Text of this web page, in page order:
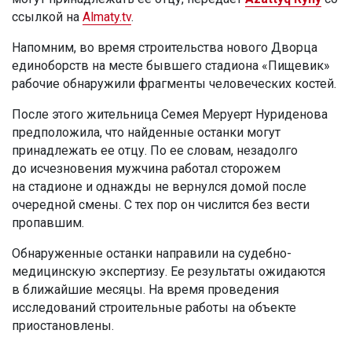
ссылкой на Almaty.tv.
Напомним, во время строительства нового Дворца
единоборств на месте бывшего стадиона «Пищевик»
рабочие обнаружили фрагменты человеческих костей.
После этого жительница Семея Меруерт Нуриденова
предположила, что найденные останки могут
принадлежать ее отцу. По ее словам, незадолго
до исчезновения мужчина работал сторожем
на стадионе и однажды не вернулся домой после
очередной смены. С тех пор он числится без вести
пропавшим.
Обнаруженные останки направили на судебно-
медицинскую экспертизу. Ее результаты ожидаются
в ближайшие месяцы. На время проведения
исследований строительные работы на объекте
приостановлены.